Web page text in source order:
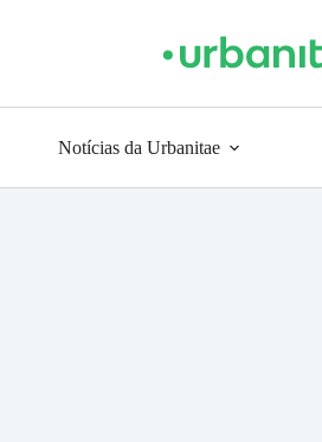
Notícias da Urbanitae